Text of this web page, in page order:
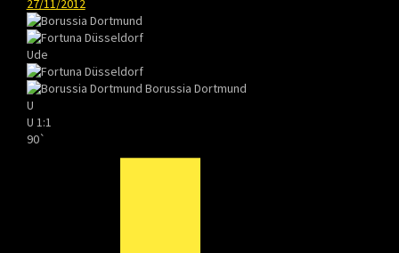
Ude
Borussia Dortmund
U
U 1:1
90`